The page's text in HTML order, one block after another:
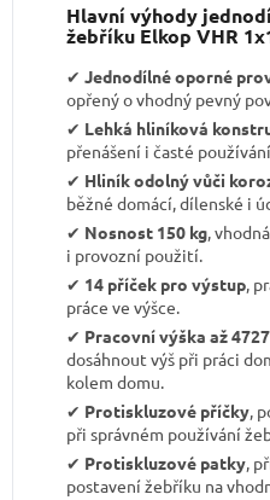
Hlavní výhody
žebříku Elkop VHR
✔︎ Jednodílné oporné
opřený o vhodný pevný
✔︎ Lehká hliníková
přenášení i časté
✔︎ Hliník odolný vůči
běžné domácí, dílenské i
✔︎ Nosnost 150 kg,
i provozní použití.
✔︎ 14 příček pro výstup,
práce ve výšce.
✔︎ Pracovní výška až
dosáhnout výš při práci
kolem domu.
✔︎ Protiskluzové příčky,
při správném používání
✔︎ Protiskluzové patky,
postavení žebříku na